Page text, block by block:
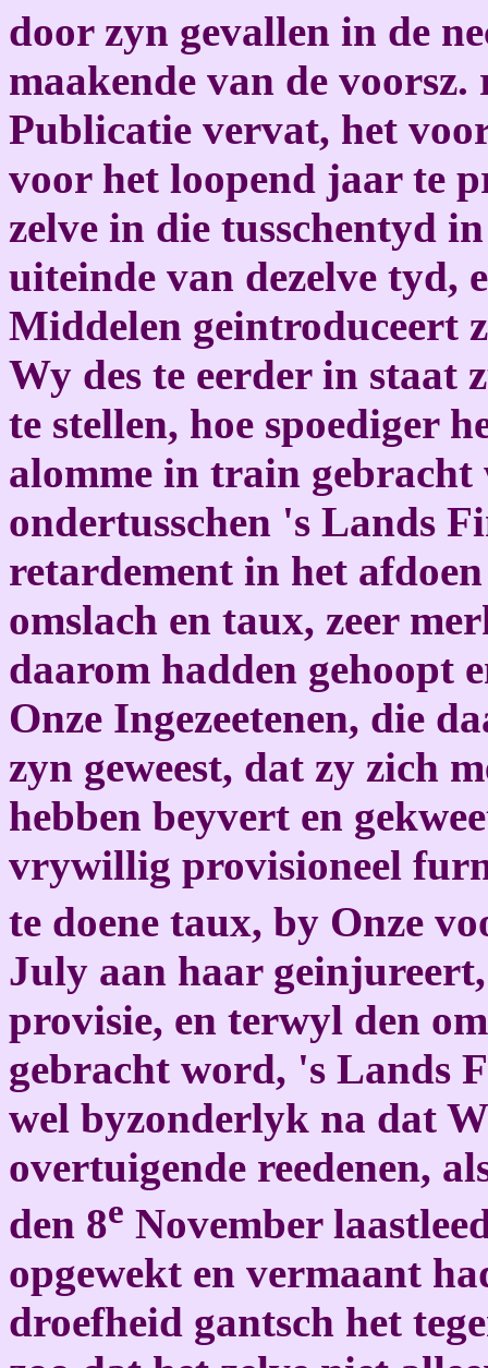
door zyn gevallen in de
maakende van de voorsz.
Publicatie vervat, het
voor het loopend jaar te
zelve in die tusschentyd
uiteinde van dezelve tyd,
Middelen geintroduceert
Wy des te eerder in staat
te stellen, hoe spoediger
alomme in train
ondertusschen 's Lands
retardement in het
omslach en taux, zeer
daarom hadden gehoopt
Onze Ingezeetenen, die
zyn geweest, dat zy zich
hebben beyvert en
vrywillig provisioneel
te doene taux, by Onze
July aan haar
provisie, en terwyl den
gebracht word, 's Lands
wel byzonderlyk na dat
overtuigende reedenen,
den 8e November
opgewekt en vermaant
droefheid gantsch het